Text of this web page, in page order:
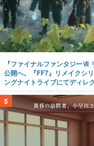
『ファイナルファンタジーⅦ
公開へ。『FF7』リメイクシ
ングナイトライブにてディレ
5